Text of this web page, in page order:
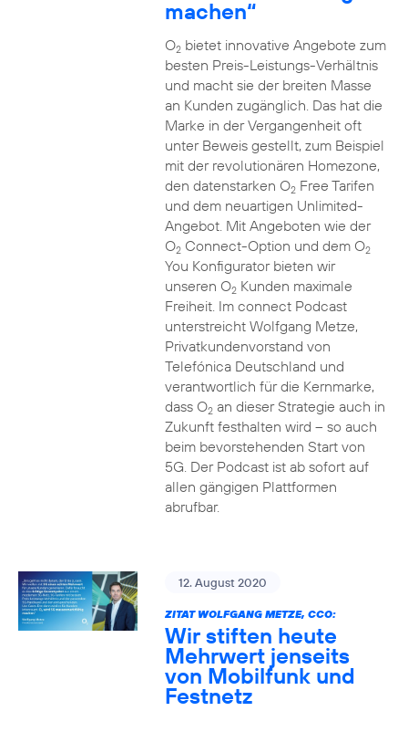
machen“
O2bietet innovative Angebote zum
besten Preis-Leistungs-Verhältnis
und macht sie der breiten Masse
an Kunden zugänglich. Das hat die
Marke in der Vergangenheit oft
unter Beweis gestellt, zum Beispiel
mit der revolutionären Homezone,
den datenstarken O2Free Tarifen
und dem neuartigen Unlimited-
Angebot. Mit Angeboten wie der
O2Connect-Option und dem O2
You Konfigurator bieten wir
unseren O2Kunden maximale
Freiheit. Im connect Podcast
unterstreicht Wolfgang Metze,
Privatkundenvorstand von
Telefónica Deutschland und
verantwortlich für die Kernmarke,
dass O2an dieser Strategie auch in
Zukunft festhalten wird – so auch
beim bevorstehenden Start von
5G. Der Podcast ist ab sofort auf
allen gängigen Plattformen
abrufbar.
12. August 2020
ZITAT WOLFGANG METZE, CCO:
Wir stiften heute
Mehrwert jenseits
von Mobilfunk und
Festnetz